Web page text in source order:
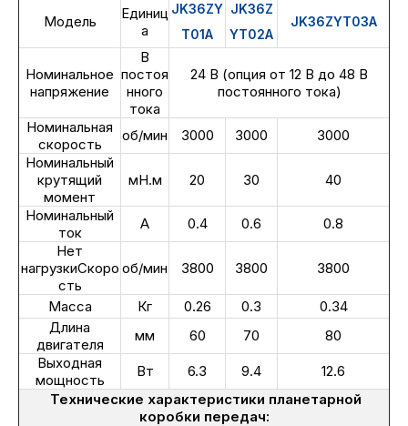
Модель
Единиц
а
JK36ZY
T01A
JK36Z
YT02A
JK36ZYT03A
Номинальное
напряжение
В
постоя
нного
тока
24 В (опция от 12 В до 48 В
постоянного тока)
Номинальная
скорость
об/мин 3000 3000
3000
Номинальный
крутящий
момент
мН.м 20 30 40
Номинальный
ток
А 0.4 0.6
0.8
Нет
нагрузкиСкоро
сть
об/мин 3800 3800 3800
Масса Кг 0.26 0.3
0.34
Длина
двигателя
мм 60 70
80
Выходная
мощность
Вт 6.3 9.4
12.6
Технические характеристики планетарной
коробки передач: